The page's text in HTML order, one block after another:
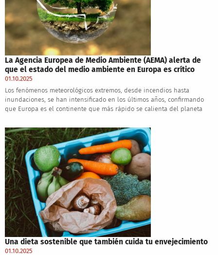
La Agencia Europea de Medio Ambiente (AEMA) alerta de
que el estado del medio ambiente en Europa es crítico
01.10.2025
Los fenómenos meteorológicos extremos, desde incendios hasta
inundaciones, se han intensificado en los últimos años, confirmando
que Europa es el continente que más rápido se calienta del planeta
Una dieta sostenible que también cuida tu envejecimiento
01.10.2025